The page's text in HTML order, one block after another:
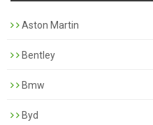
Aston Martin
Bentley
Bmw
Byd